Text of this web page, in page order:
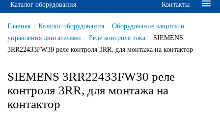
Каталог оборудования Контакты
Главная Каталог оборудования
Оборудование защиты и
управления двигателями
Реле контроля тока
SIEMENS
3RR22433FW30 реле контроля 3RR, для монтажа на контактор
SIEMENS 3RR22433FW30 реле
контроля 3RR, для монтажа на
контактор